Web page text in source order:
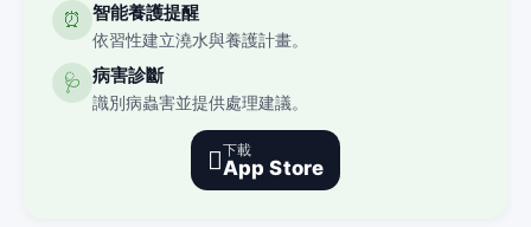
⏰ 智能養護提醒
依習性建立澆水與養護計畫。
🩺 病害診斷
識別病蟲害並提供處理建議。
下載
App Store